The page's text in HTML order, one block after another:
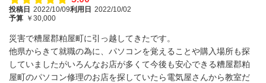
投稿日 2022/10/09利用日 2022/10/02
予算 ￥30,000
災害で糟屋郡粕屋町に引っ越してきたです。
他県からきて就職の為に、パソコンを覚えることや購入場所も探
していましたがいろんなお店が多くて今後も安心できる糟屋郡粕
屋町のパソコン修理のお店を探していたら電気屋さんから教室だ